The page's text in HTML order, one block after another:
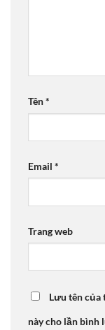
Tên*
Email *
Trang web
Lưu tên của
này cho lần bình